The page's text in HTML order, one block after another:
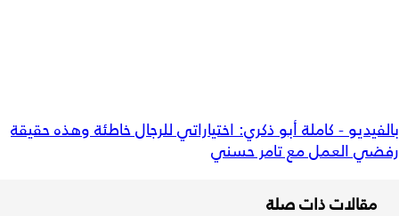
بالفيديو - كاملة أبو ذكري: اختياراتي للرجال خاطئة وهذه حقيقة
رفضي العمل مع تامر حسني
مقالات ذات صلة